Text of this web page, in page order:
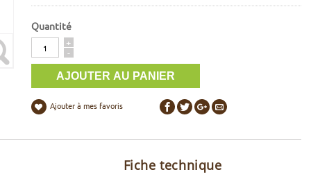
Quantité
Quantité
+
-
Ajouter à mes favoris
Fiche technique